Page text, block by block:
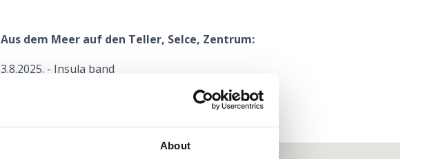
About
Aus dem Meer auf den Teller, Selce, Zentrum:
3.8.2025. - Insula band